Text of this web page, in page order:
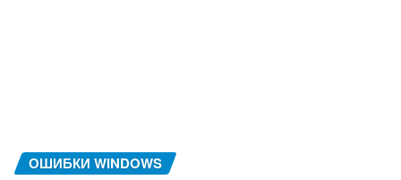
ОШИБКИ WINDOWS